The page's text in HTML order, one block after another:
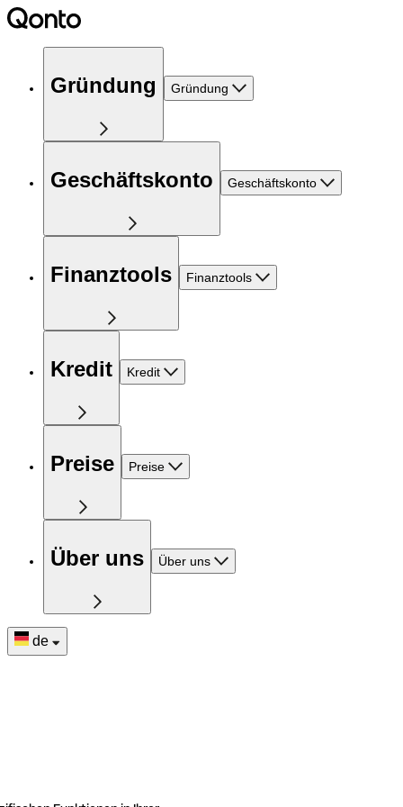
Gründung Gründung
Geschäftskonto Geschäftskonto
Finanztools Finanztools
Kredit Kredit
Preise Preise
Über uns Über uns
de